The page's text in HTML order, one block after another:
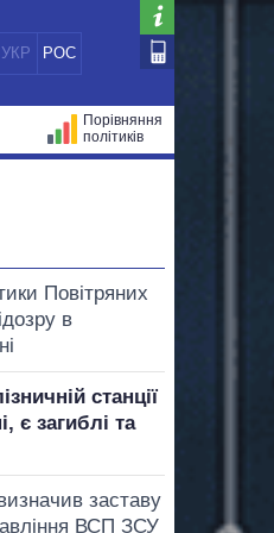
УКР РОС
Порівняння
політиків
Повітряних
в
станції
є загиблі та
заставу
ВСП ЗСУ